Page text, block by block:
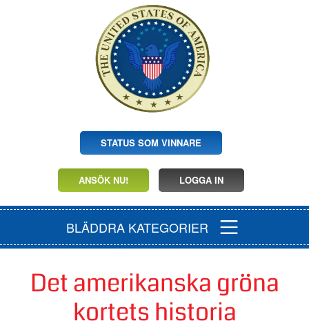
STATUS SOM VINNARE
ANSÖK NU! LOGGA IN
BLÄDDRA KATEGORIER
Det amerikanska gröna
kortets historia